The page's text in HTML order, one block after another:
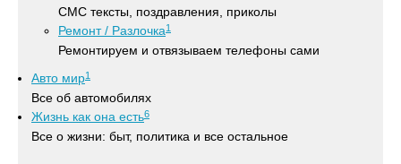
СМС тексты, поздравления, приколы
Ремонт / Разлочка1
Ремонтируем и отвязываем телефоны сами
Авто мир1
Все об автомобилях
Жизнь как она есть6
Все о жизни: быт, политика и все остальное